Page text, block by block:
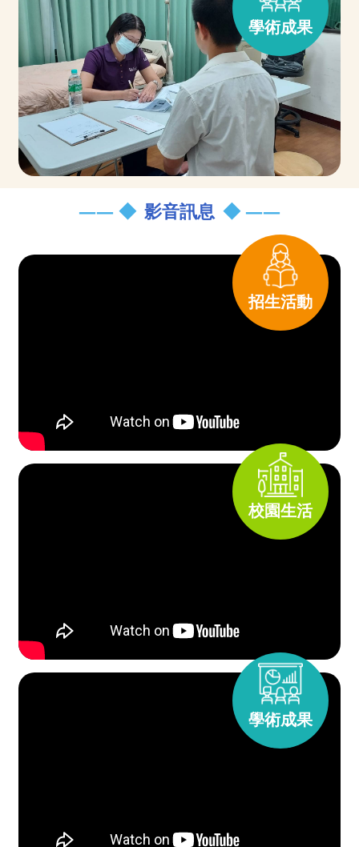
學術成果
影音訊息
招生活動
校園生活
學術成果